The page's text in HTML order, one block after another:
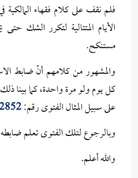
فلم نقف على كلام فقهاء
الأيام المتتالية لتكرر الشك
مستنكح.
والمشهور من كلامهم أنّ ضابط
كل يوم ولو مرة واحدة، كما بينا
على سبيل المثال الفتوى رقم:
وبالرجوع لتلك الفتوى تعلم
والله أعلم.